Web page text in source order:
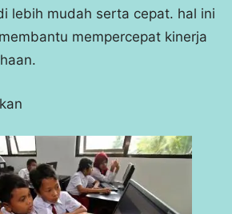
lebih mudah serta cepat. hal ini
mempercepat kinerja